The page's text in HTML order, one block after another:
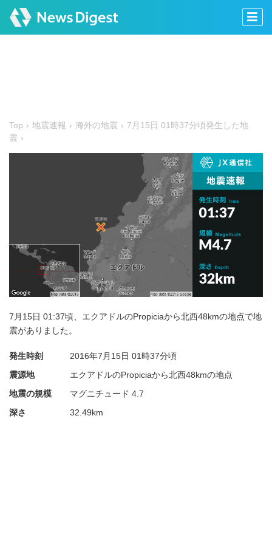
Top 地震速報 海外の地震
7月15日 01時37分頃発生した地
震
7月15日 01:37頃、エクアドルのPropiciaから北西48kmの地点で地
震がありました。
発生時刻 2016年7月15日 01時37分頃
震源地
エクアドルのPropiciaから北西48kmの地点
地震の規模
マグニチュード 4.7
深さ
32.49km